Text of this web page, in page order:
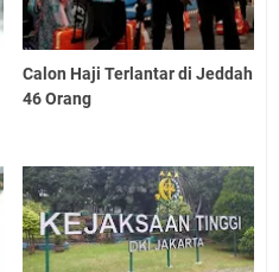
Calon Haji Terlantar di Jeddah
46 Orang